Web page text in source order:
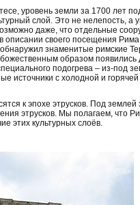
уровень земли за 1700 лет
слой. Это не нелепость, а
даже, что отдельные
своего посещения Рима
знаменитые римские
образом появились
подогрева – из-под
с холодной и горячей
к эпохе этрусков. Под землей
этрусков. Мы полагаем, что
этих культурных слоёв.